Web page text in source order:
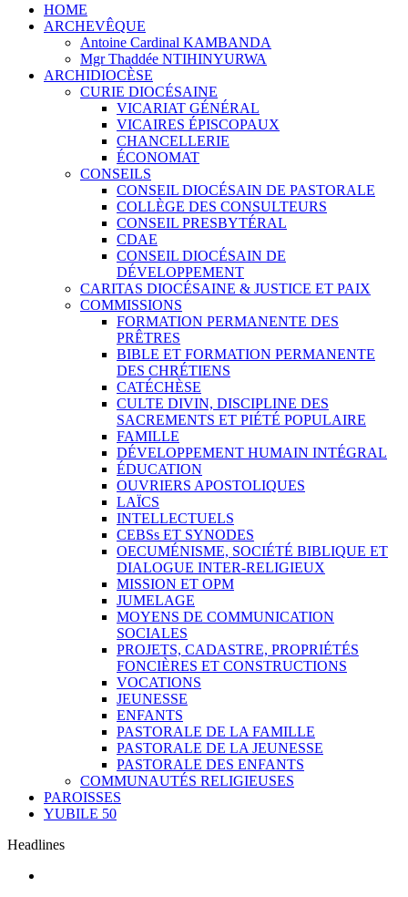
HOME
ARCHEVÊQUE
Antoine Cardinal KAMBANDA
Mgr Thaddée NTIHINYURWA
ARCHIDIOCÈSE
CURIE DIOCÉSAINE
VICARIAT GÉNÉRAL
VICAIRES ÉPISCOPAUX
CHANCELLERIE
ÉCONOMAT
CONSEILS
CONSEIL DIOCÉSAIN DE PASTORALE
COLLÈGE DES CONSULTEURS
CONSEIL PRESBYTÉRAL
CDAE
CONSEIL DIOCÉSAIN DE
DÉVELOPPEMENT
CARITAS DIOCÉSAINE & JUSTICE ET PAIX
COMMISSIONS
FORMATION PERMANENTE DES
PRÊTRES
BIBLE ET FORMATION PERMANENTE
DES CHRÉTIENS
CATÉCHÈSE
CULTE DIVIN, DISCIPLINE DES
SACREMENTS ET PIÉTÉ POPULAIRE
FAMILLE
DÉVELOPPEMENT HUMAIN INTÉGRAL
ÉDUCATION
OUVRIERS APOSTOLIQUES
LAÏCS
INTELLECTUELS
CEBSs ET SYNODES
OECUMÉNISME, SOCIÉTÉ BIBLIQUE ET
DIALOGUE INTER-RELIGIEUX
MISSION ET OPM
JUMELAGE
MOYENS DE COMMUNICATION
SOCIALES
PROJETS, CADASTRE, PROPRIÉTÉS
FONCIÈRES ET CONSTRUCTIONS
VOCATIONS
JEUNESSE
ENFANTS
PASTORALE DE LA FAMILLE
PASTORALE DE LA JEUNESSE
PASTORALE DES ENFANTS
COMMUNAUTÉS RELIGIEUSES
PAROISSES
YUBILE 50
Headlines